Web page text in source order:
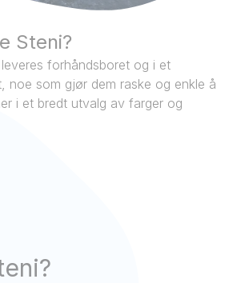
Steni?
forhåndsboret og i et
noe som gjør dem raske og enkle å
i et bredt utvalg av farger og